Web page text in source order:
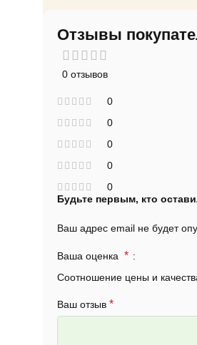
Отзывы
0 отзывов
0
0
0
0
0
Будьте первым, кто
Ваш адрес email не будет
Ваша оценка *
Соотношение цены и
Ваш отзыв *